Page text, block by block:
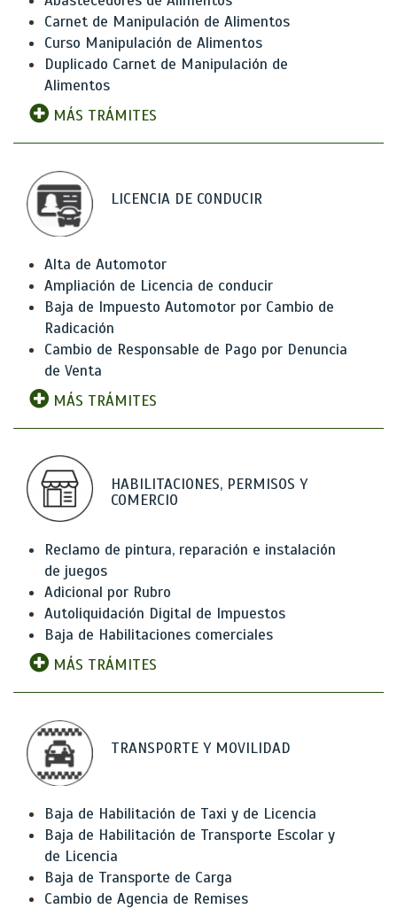
Carnet de Manipulación de Alimentos
Curso Manipulación de Alimentos
Duplicado Carnet de Manipulación de
Alimentos
MÁS TRÁMITES
LICENCIA DE CONDUCIR
Alta de Automotor
Ampliación de Licencia de conducir
Baja de Impuesto Automotor por Cambio de
Radicación
Cambio de Responsable de Pago por Denuncia
de Venta
MÁS TRÁMITES
HABILITACIONES, PERMISOS Y
COMERCIO
Reclamo de pintura, reparación e instalación
de juegos
Adicional por Rubro
Autoliquidación Digital de Impuestos
Baja de Habilitaciones comerciales
MÁS TRÁMITES
TRANSPORTE Y MOVILIDAD
Baja de Habilitación de Taxi y de Licencia
Baja de Habilitación de Transporte Escolar y
de Licencia
Baja de Transporte de Carga
Cambio de Agencia de Remises